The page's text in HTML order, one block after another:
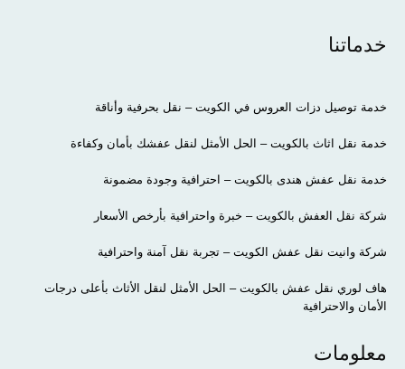
خدماتنا
خدمة توصيل دزات العروس في الكويت – نقل بحرفية وأناقة
خدمة نقل اثاث بالكويت – الحل الأمثل لنقل عفشك بأمان وكفاءة
خدمة نقل عفش هندى بالكويت – احترافية وجودة مضمونة
شركة نقل العفش بالكويت – خبرة واحترافية بأرخص الأسعار
شركة وانيت نقل عفش الكويت – تجربة نقل آمنة واحترافية
هاف لوري نقل عفش بالكويت – الحل الأمثل لنقل الأثاث بأعلى درجات
الأمان والاحترافية
معلومات